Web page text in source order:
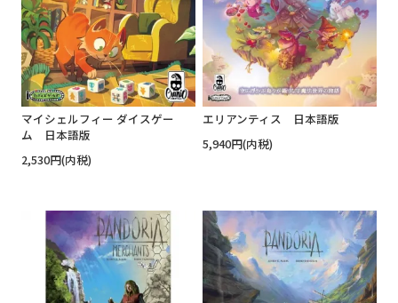
マイシェルフィー ダイスゲー
ム 日本語版
2,530円(内税)
エリアンティス 日本語版
5,940円(内税)